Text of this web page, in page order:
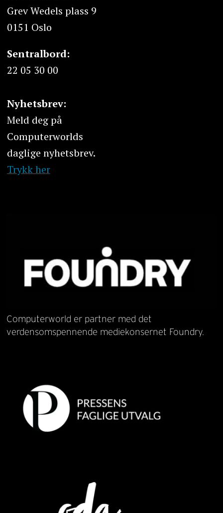
Grev Wedels plass 9
0151 Oslo
Sentralbord:
22 05 30 00
Nyhetsbrev:
Meld deg på
Computerworlds
daglige nyhetsbrev.
Trykk her
Computerworld er partner med det
verdensomspennende mediekonsernet Foundry.